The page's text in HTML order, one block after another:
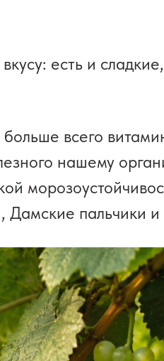
есть и
всего
нашему
Дамские пальчики